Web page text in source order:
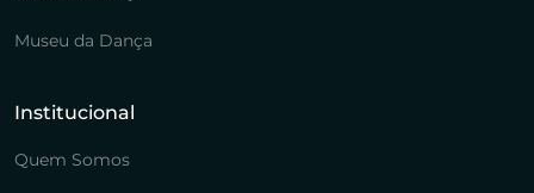
Museu da Dança
Institucional
Quem Somos